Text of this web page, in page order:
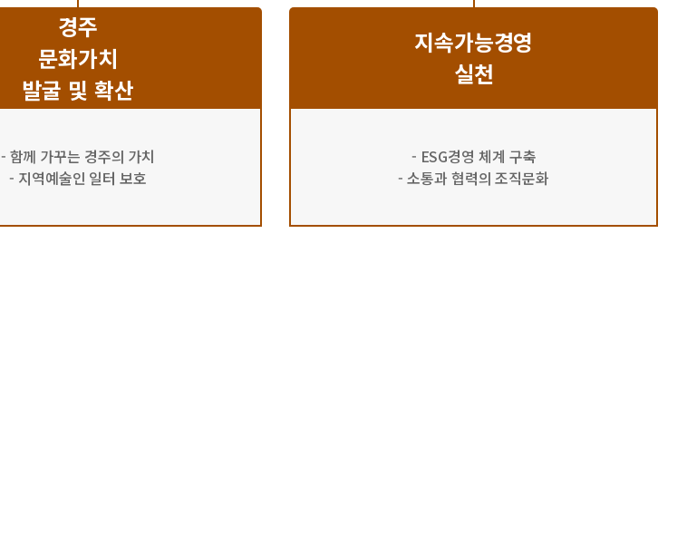
경주
문화가치
발굴 및 확산
- 함께 가꾸는 경주의 가치
- 지역예술인 일터 보호
지속가능경영
실천
- ESG경영 체계 구축
- 소통과 협력의 조직문화